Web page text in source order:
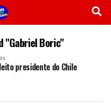
"Gabriel Boric"
presidente do Chile